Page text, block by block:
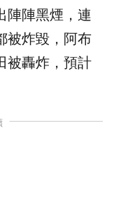
陣陣黑煙，連
被炸毀，阿布
被轟炸，預計